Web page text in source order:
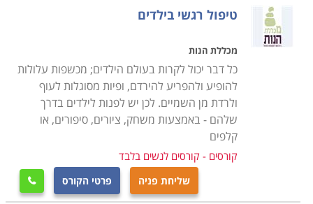
הצורך שלנו להנחיל לדורות הבאים, עקרונות, ערכים
והתנהגויות תרבותיות שונות. התהליך לא נפסק בעצם
לעולם, ולכן גם מבחר האופציות השונות למי שמעוניין
לעסוק בתחום, מגוונות למדי. משום הריבוי הרב והצורך
להתאים את דרכי החינוך לגילאים שונים, נוהגים לחלק את
התחום לתתי קטגוריות שונות. המתעניינים במקצועות אלו
יוכלו ללמוד חינוך למבוגרים, לילדים, לגיל הרך ולבעלי
מוגבלויות שונות, פיסיות וקוגנטיביות.
טיפול הוא המינוח שבו אנו כחברה, משתמשים כדי לבטא
פעולה של הבראת אדם מסוים שנולד או חווה פגיעה
טיפול רגשי בילדים
מכללת הנות
כל דבר יכול לקרות בעולם הילדים; מכשפות עלולות
להופיע ולהפריע להירדם, ופיות מסוגלות לעוף
ולרדת מן השמיים. לכן יש לפנות לילדים בדרך
שלהם - באמצעות משחק, ציורים, סיפורים, או
קלפים
קורסים - קורסים לנשים בלבד
שליחת פניה פרטי הקורס 